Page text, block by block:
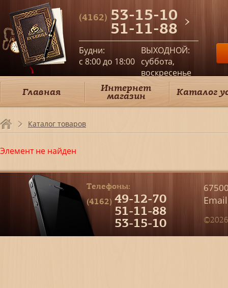
(4162) 53-15-10
51-11-88
Будни:
c 8:00 до 18:00
ВЫХОДНОЙ:
суббота,
воскресенье
Главная Интернет
магазин Каталог
Каталог товаров
Элемент не найден
Телефоны:
(4162) 49-12-70
51-11-88
53-15-10